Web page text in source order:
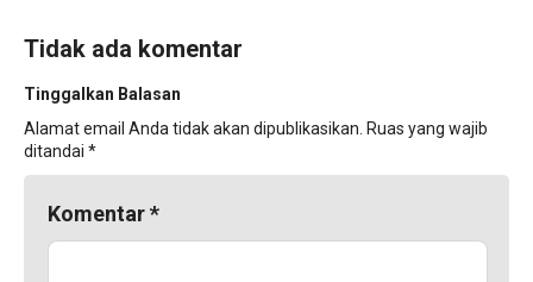
Tidak ada komentar
Tinggalkan Balasan
Alamat email Anda tidak akan dipublikasikan. Ruas yang wajib
ditandai *
Komentar*